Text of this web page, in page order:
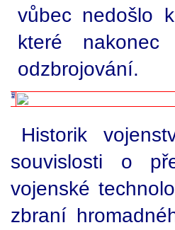
vůbec nedošlo
které
odzbrojování.
Historik
souvislosti o
vojenské
zbraní